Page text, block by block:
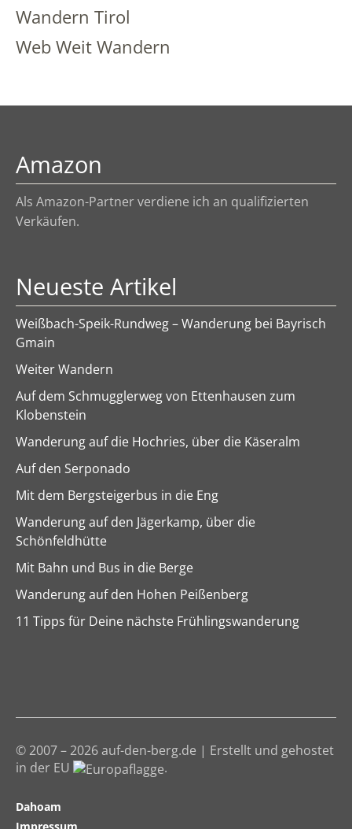
Wandern Tirol
Web Weit Wandern
Amazon
Als Amazon-Partner verdiene ich an qualifizierten
Verkäufen.
Neueste Artikel
Weißbach-Speik-Rundweg – Wanderung bei Bayrisch
Gmain
Weiter Wandern
Auf dem Schmugglerweg von Ettenhausen zum
Klobenstein
Wanderung auf die Hochries, über die Käseralm
Auf den Serponado
Mit dem Bergsteigerbus in die Eng
Wanderung auf den Jägerkamp, über die
Schönfeldhütte
Mit Bahn und Bus in die Berge
Wanderung auf den Hohen Peißenberg
11 Tipps für Deine nächste Frühlingswanderung
© 2007 – 2026 auf-den-berg.de | Erstellt und gehostet
in der EU
.
Dahoam
Impressum